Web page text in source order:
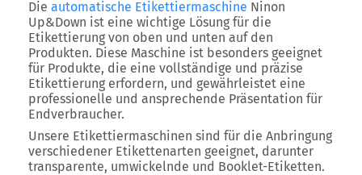
Die automatische Etikettiermaschine Ninon
Up&Down ist eine wichtige Lösung für die
Etikettierung von oben und unten auf den
Produkten. Diese Maschine ist besonders geeignet
für Produkte, die eine vollständige und präzise
Etikettierung erfordern, und gewährleistet eine
professionelle und ansprechende Präsentation für
Endverbraucher.
Unsere Etikettiermaschinen sind für die Anbringung
verschiedener Etikettenarten geeignet, darunter
transparente, umwickelnde und Booklet-Etiketten.